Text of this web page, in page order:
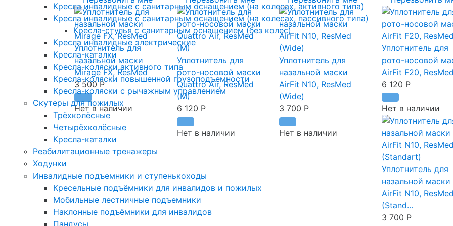
Кресла инвалидные с санитарным оснащением (на колесах, активного типа)
Кресла инвалидные с санитарным оснащением (на колесах, пассивного типа)
Кресла-стулья с санитарным оснащением (без колес)
Кресла инвалидные электрические
Кресла-каталки
Кресла-коляски активного типа
Кресла-коляски повышенной грузоподъемности
Кресла-коляски с рычажным управлением
Скутеры для пожилых
Трёхколёсные
Четырёхколёсные
Кресла-каталки
Реабилитационные тренажеры
Ходунки
Инвалидные подъемники и ступенькоходы
Кресельные подъёмники для инвалидов и пожилых
Мобильные лестничные подъемники
Наклонные подъёмники для инвалидов
Пандусы
Уплотнитель для
назальной маски
Mirage FX, ResMed
3 500Р
Нет в наличии
Уплотнитель для
рото-носовой маски
Quattro Air, ResMed
(M)
6 120 Р
Нет в наличии
Уплотнитель для
назальной маски
AirFit N10, ResMed
(Wide)
3 700 Р
Нет в наличии
Уплотнитель для
рото-носовой
AirFit F20,
6 120 Р
Нет в наличии
Уплотнитель для
назальной маски
AirFit N10, ResMed
(Stand...
3 700 Р